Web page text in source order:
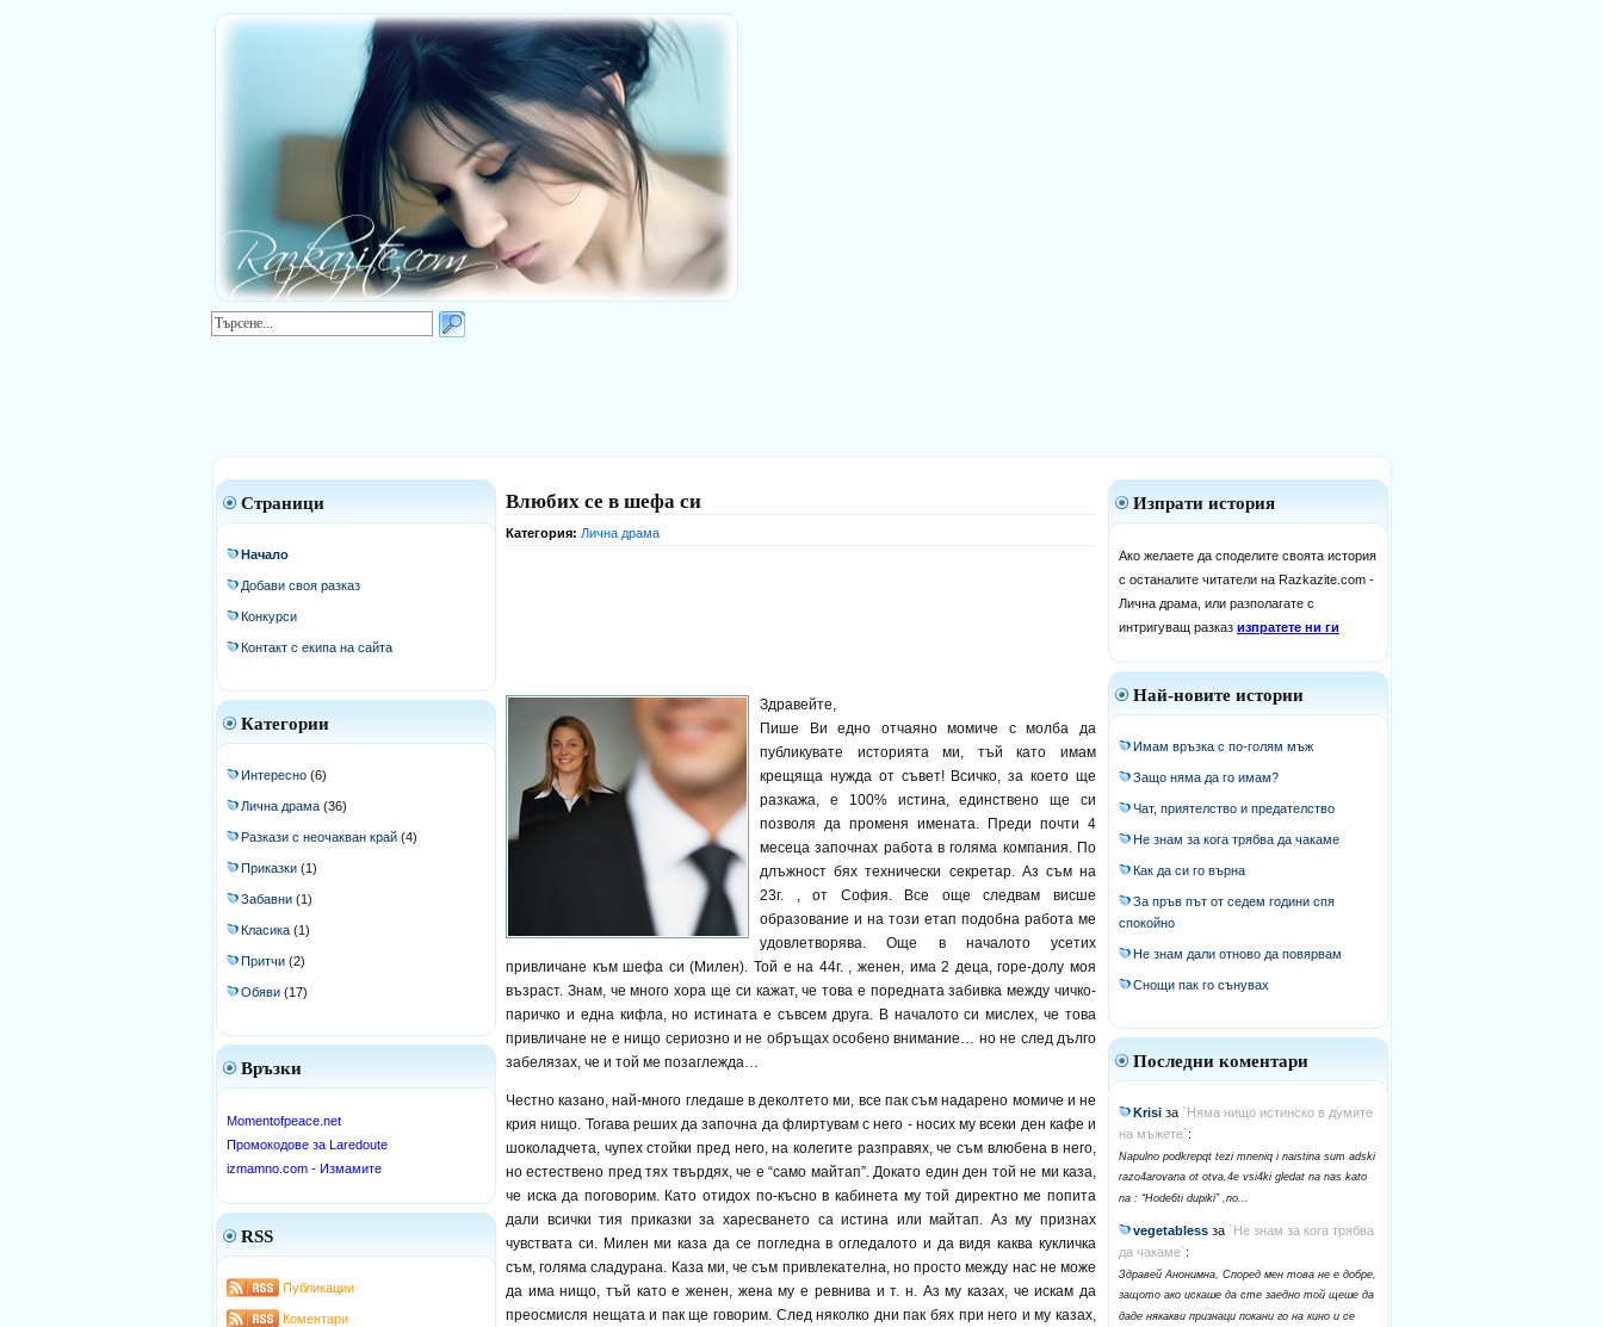
Влюбих се в шефа си
Категория: Лична драма
Здравейте,
Пише Ви едно отчаяно момиче с молба да
публикувате историята ми, тъй като имам
крещяща нужда от съвет! Всичко, за което ще
разкажа, е 100% истина, единствено ще си
позволя да променя имената. Преди почти 4
месеца започнах работа в голяма компания. По
длъжност бях технически секретар. Аз съм на
23г. , от София. Все още следвам висше
образование и на този етап подобна работа ме
удовлетворява. Още в началото усетих
привличане към шефа си (Милен). Той е на 44г. , женен, има 2 деца, горе-долу моя
възраст. Знам, че много хора ще си кажат, че това е поредната забивка между чичко-
паричко и една кифла, но истината е съвсем друга. В началото си мислех, че това
привличане не е нищо сериозно и не обръщах особено внимание… но не след дълго
забелязах, че и той ме позаглежда…
Честно казано, най-много гледаше в деколтето ми, все пак съм надарено момиче и не
крия нищо. Тогава реших да започна да флиртувам с него - носих му всеки ден кафе и
шоколадчета, чупех стойки пред него, на колегите разправях, че съм влюбена в него,
но естествено пред тях твърдях, че е “само майтап”. Докато един ден той не ми каза,
че иска да поговорим. Като отидох по-късно в кабинета му той директно ме попита
дали всички тия приказки за харесването са истина или майтап. Аз му признах
чувствата си. Милен ми каза да се погледна в огледалото и да видя каква кукличка
съм, голяма сладурана. Каза ми, че съм привлекателна, но просто между нас не може
да има нищо, тъй като е женен, жена му е ревнива и т. н. Аз му казах, че искам да
преосмисля нещата и пак ще говорим. След няколко дни пак бях при него и му казах,
Изпрати история
Ако желаете да споделите своята история
с останалите читатели на Razkazite.com -
Лична драма, или разполагате с
интригуващ разказ изпратете ни ги
Най-новите истории
Имам връзка с по-голям мъж
Защо няма да го имам?
Чат, приятелство и предателство
Не знам за кога трябва да чакаме
Как да си го върна
За пръв път от седем години спя
спокойно
Не знам дали отново да повярвам
Снощи пак го сънувах
Последни коментари
Krisi за `Няма нищо истинско в думите
на мъжете`:
Napulno podkrepqt tezi mneniq i naistina sum adski
razo4arovana ot otva,4e vsi4ki gledat na nas kato
na : “Hode6ti dupiki” ,no...
vegetabless за `Не знам за кога трябва
да чакаме`:
Здравей Анонимна, Според мен това не е добре,
защото ако искаше да сте заедно той щеше да
даде някакви признаци покани го на кино и се
Страници
Начало
Добави своя разказ
Конкурси
Контакт с екипа на сайта
Категории
Интересно (6)
Лична драма (36)
Разкази с неочакван край (4)
Приказки (1)
Забавни (1)
Класика (1)
Притчи (2)
Обяви (17)
Връзки
Momentofpeace.net
Промокодове за Laredoute
izmamno.com - Измамите
RSS
Публикации
Коментари